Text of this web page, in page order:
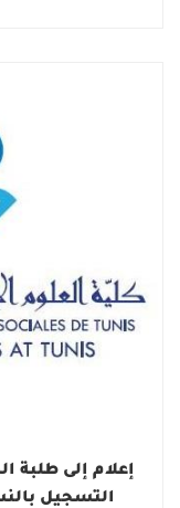
إعلام إلى طلبة
التسجيل